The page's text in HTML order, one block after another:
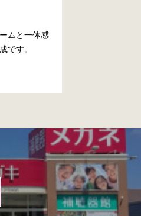
ムと一体感
です。